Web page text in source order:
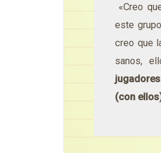
«Creo
este
creo que
sanos,
(con